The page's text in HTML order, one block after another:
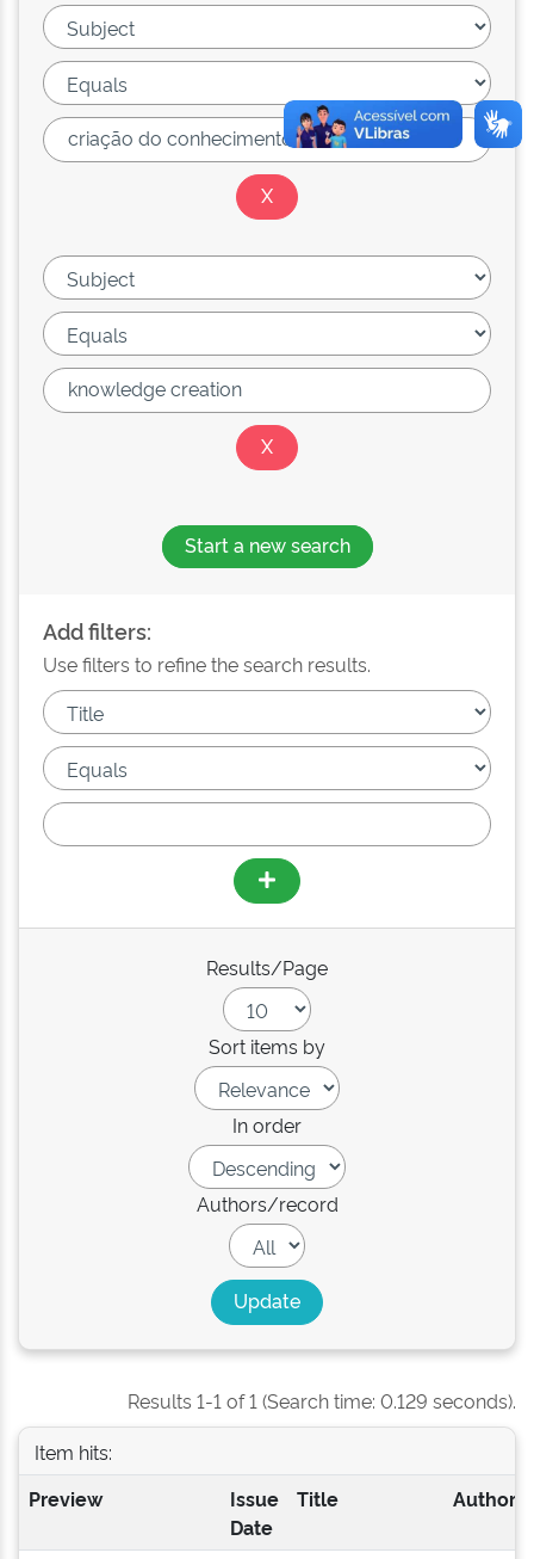
Start a new search
Add filters:
Use filters to refine the search results.
Results/Page
Sort items by
In order
Authors/record
Results 1-1 of 1 (Search time: 0.129 seconds).
Item hits:
Preview
Issue
Date
Title